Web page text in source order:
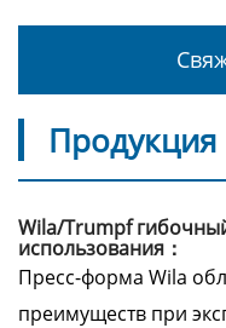
Wila/Trumpf
использования：
Пресс-форма Wila
преимуществ при